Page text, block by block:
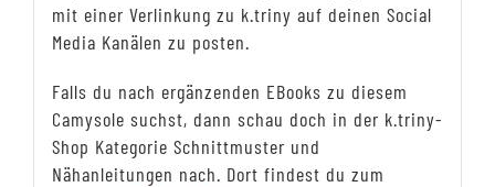
mit einer Verlinkung zu k.triny auf deinen Social
Media Kanälen zu posten.
Falls du nach ergänzenden EBooks zu diesem
Camysole suchst, dann schau doch in der k.triny-
Shop Kategorie Schnittmuster und
Nähanleitungen nach. Dort findest du zum